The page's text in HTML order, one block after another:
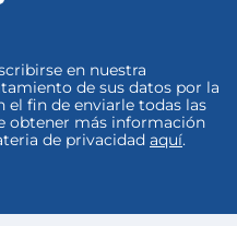
en nuestra
de sus datos por la
el fin de enviarle todas las
obtener más información
de privacidad aquí.